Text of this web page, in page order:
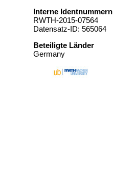
Interne Identnummern
RWTH-2015-07564
Datensatz-ID: 565064
Beteiligte Länder
Germany